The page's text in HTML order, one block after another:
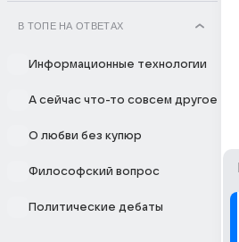
В ТОПЕ НА ОТВЕТАХ
Информационные технологии
А сейчас что-то совсем другое
О любви без купюр
Философский вопрос
Политические дебаты